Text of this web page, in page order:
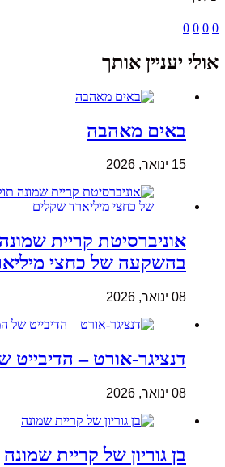
0
0
0
0
אולי יעניין אותך
באים מאהבה
15 ינואר, 2026
אוניברסיטת קריית
בהשקעה של כחצי
08 ינואר, 2026
דנציגר-אורט – הדיבייט
08 ינואר, 2026
בן גוריון של קריית שמונה